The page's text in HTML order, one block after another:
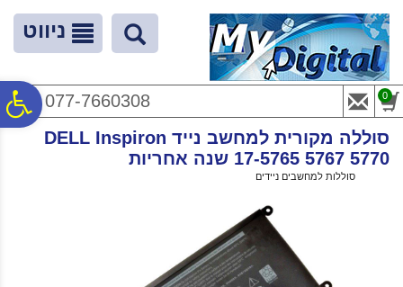
נגישות
המרכזי
ניווט
077-7660308 0
סוללה מקורית למחשב נייד DELL Inspiron
17-5765 5767 5770 שנה אחריות
סוללות למחשבים ניידים